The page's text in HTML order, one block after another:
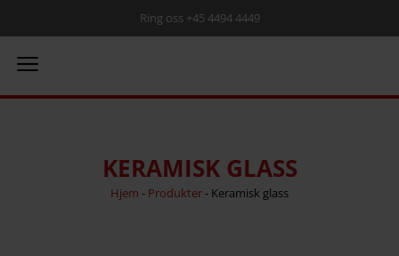
Ring oss +45 4494 4449
KERAMISK GLASS
Hjem - Produkter- Keramisk glass